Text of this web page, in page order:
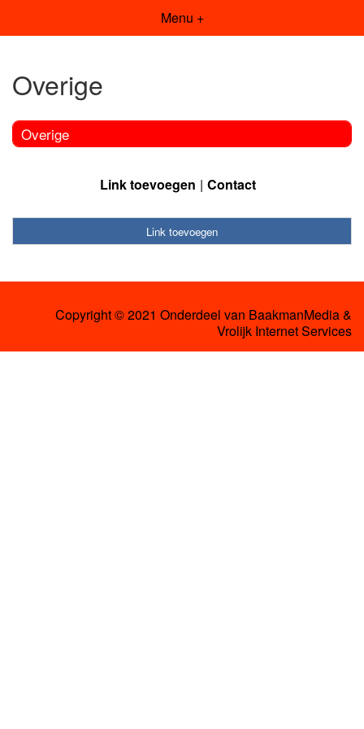
Menu +
Overige
Overige
Link toevoegen Contact
Link toevoegen
Copyright © 2021 Onderdeel van BaakmanMedia&
Vrolijk Internet Services